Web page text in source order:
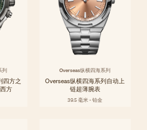
列
四方之
方
Overseas纵横四海系列
Overseas纵横四海系列自动上
链超薄腕表
39.5 毫米 - 铂金